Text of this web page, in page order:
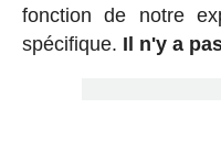
fonction de notre
spécifique. Il n'y a